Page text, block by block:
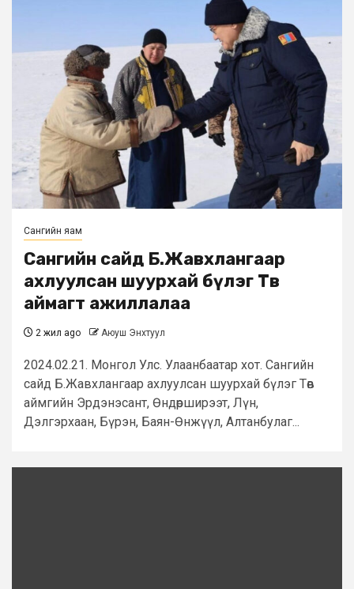
Сангийн яам
Сангийн сайд Б.Жавхлангаар
ахлуулсан шуурхай бүлэг Төв
аймагт ажиллалаа
2 жил ago Аюуш Энхтуул
2024.02.21. Монгол Улс. Улаанбаатар хот. Сангийн
сайд Б.Жавхлангаар ахлуулсан шуурхай бүлэг Төв
аймгийн Эрдэнэсант, Өндөрширээт, Лүн,
Дэлгэрхаан, Бүрэн, Баян-Өнжүүл, Алтанбулаг...